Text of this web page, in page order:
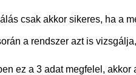
csak akkor sikeres, ha a
a rendszer azt is
ez a 3 adat megfelel, akkor